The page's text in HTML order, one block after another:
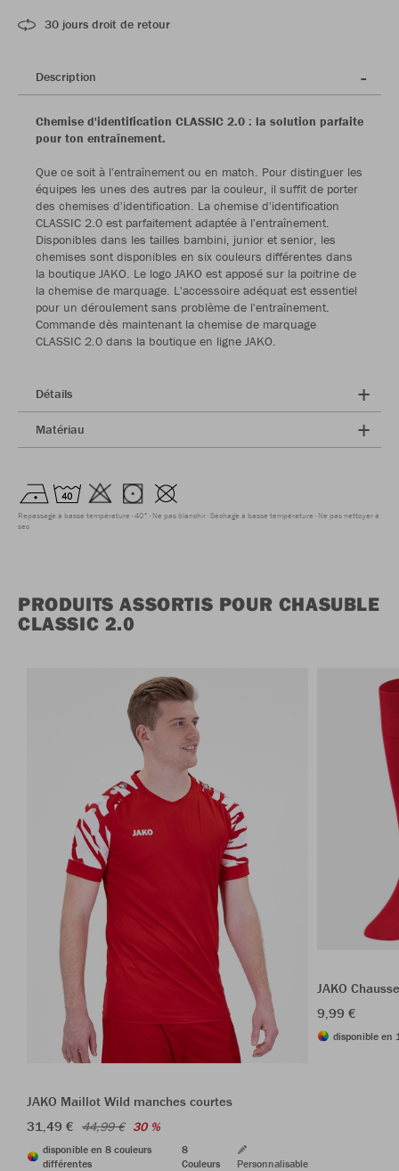
30 jours droit de retour
Description
Chemise d'identification CLASSIC 2.0 : la solution parfaite
pour ton entraînement.
Que ce soit à l'entraînement ou en match. Pour distinguer les
équipes les unes des autres par la couleur, il suffit de porter
des chemises d'identification. La chemise d'identification
CLASSIC 2.0 est parfaitement adaptée à l'entraînement.
Disponibles dans les tailles bambini, junior et senior, les
chemises sont disponibles en six couleurs différentes dans
la boutique JAKO. Le logo JAKO est apposé sur la poitrine de
la chemise de marquage. L'accessoire adéquat est essentiel
pour un déroulement sans problème de l'entraînement.
Commande dès maintenant la chemise de marquage
CLASSIC 2.0 dans la boutique en ligne JAKO.
Détails
Matériau
Repassage à basse température 40° Ne pas blanchir Séchage à basse température Ne pas nettoyer à
sec
PRODUITS ASSORTIS POUR CHASUBLE
CLASSIC 2.0
JAKO Maillot Wild manches courtes
31,49 € 44,99 € 30 %
disponible en 8 couleurs
différentes
8
Couleurs
Personnalisable
JAKO
9,99 €
disponible en